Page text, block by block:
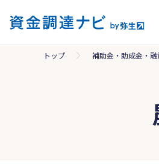
トップ 補助金・助成金・